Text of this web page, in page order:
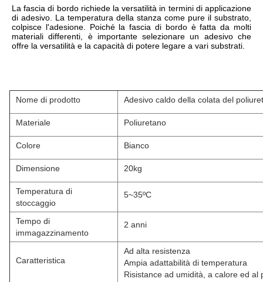
La fascia di bordo richiede la versatilità in termini di applicazione
di adesivo. La temperatura della stanza come pure il substrato,
colpisce l'adesione. Poiché la fascia di bordo è fatta da molti
materiali differenti, è importante selezionare un adesivo che
offre la versatilità e la capacità di potere legare a vari substrati.
Nome di prodotto Adesivo caldo della colata del
Materiale Poliuretano
Colore Bianco
Dimensione 20kg
Temperatura di
stoccaggio
5~35ºC
Tempo di
immagazzinamento
2 anni
Caratteristica
Ad alta resistenza
Ampia adattabilità di temperatura
Risistance ad umidità, a calore ed al